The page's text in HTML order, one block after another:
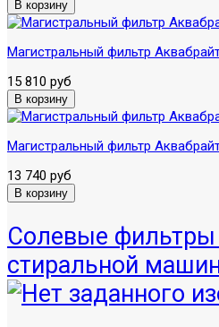
Магистральный фильтр
15 810 руб
Магистральный фильтр
13 740 руб
Солевые
стиральной